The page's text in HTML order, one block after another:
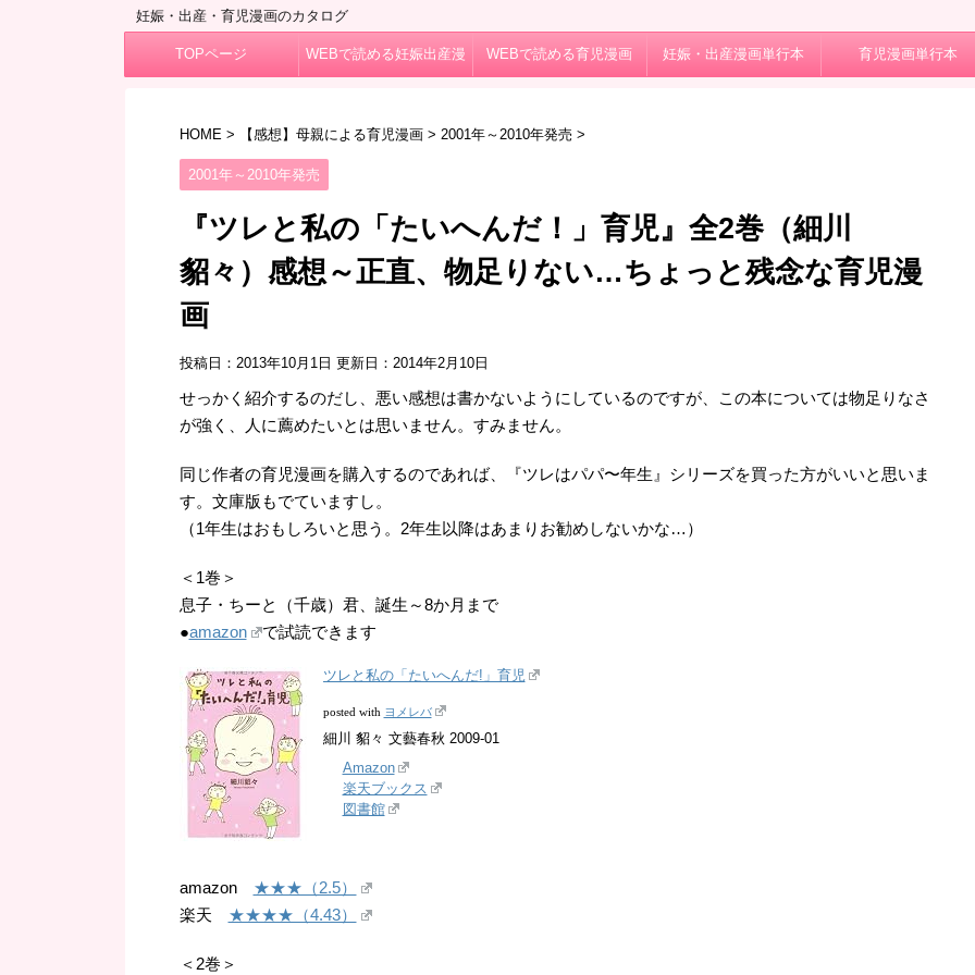
妊娠・出産・育児漫画のカタログ
TOPページ WEBで読める妊娠出産漫 WEBで読める育児漫画 妊娠・出産漫画単行本 育児漫画単行本
HOME> 【感想】母親による育児漫画 > 2001年～2010年発売 >
2001年～2010年発売
『ツレと私の「たいへんだ！」育児』全2巻（細川
貂々）感想～正直、物足りない…ちょっと残念な育児漫
画
投稿日：2013年10月1日 更新日： 2014年2月10日
せっかく紹介するのだし、悪い感想は書かないようにしているのですが、この本については物足りなさ
が強く、人に薦めたいとは思いません。すみません。
同じ作者の育児漫画を購入するのであれば、『ツレはパパ〜年生』シリーズを買った方がいいと思いま
す。文庫版もでていますし。
（1年生はおもしろいと思う。2年生以降はあまりお勧めしないかな…）
＜1巻＞
息子・ちーと（千歳）君、誕生～8か月まで
●amazon で試読できます
ツレと私の「たいへんだ!」育児
posted with ヨメレバ
細川 貂々 文藝春秋 2009-01
Amazon
楽天ブックス
図書館
amazon ★★★（2.5）
楽天 ★★★★（4.43）
＜2巻＞